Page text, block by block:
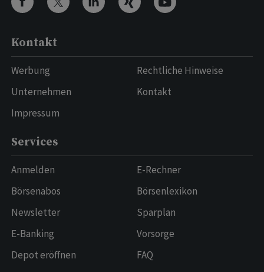
Kontakt
Werbung
Unternehmen
Impressum
Rechtliche Hinweise
Kontakt
Services
Anmelden
Börsenabos
Newsletter
E-Banking
Depot eröffnen
E-Rechner
Börsenlexikon
Sparplan
Vorsorge
FAQ